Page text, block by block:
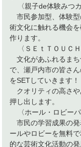
〈親子de体験みつ
市民参加型、体験型
術文化に触れる機会
作ります。
〈ＳＥｔＴＯＵＣ
文化があふれるまち
で、瀬戸内市の皆さ
をSETしていきます！
クオリティの高さや
押し出します。
〈ホール・ロビー
市民の学習成果の発
ールやロビーを無料
的な芸術文化活動の